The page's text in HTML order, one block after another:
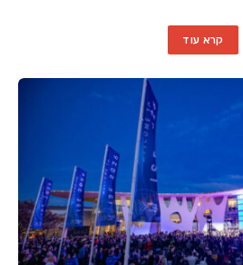
קרא עוד